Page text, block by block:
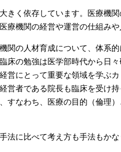
きく依存しています。医療機
療機関の経営や運営の仕組み
関の人材育成について、体系
床の勉強は医学部時代から日
営にとって重要な領域を学ぶ
営者である院長も臨床を受け
すなわち、医療の目的（倫理
法に比べて考え方も手法もか